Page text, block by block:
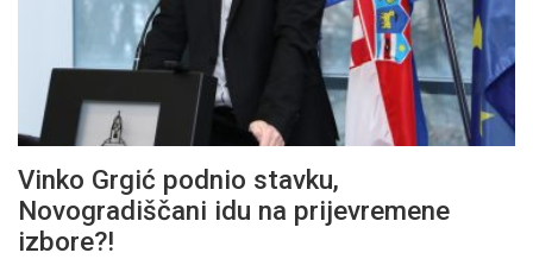
Vinko Grgić podnio stavku,
Novogradiščani idu na prijevremene
izbore?!